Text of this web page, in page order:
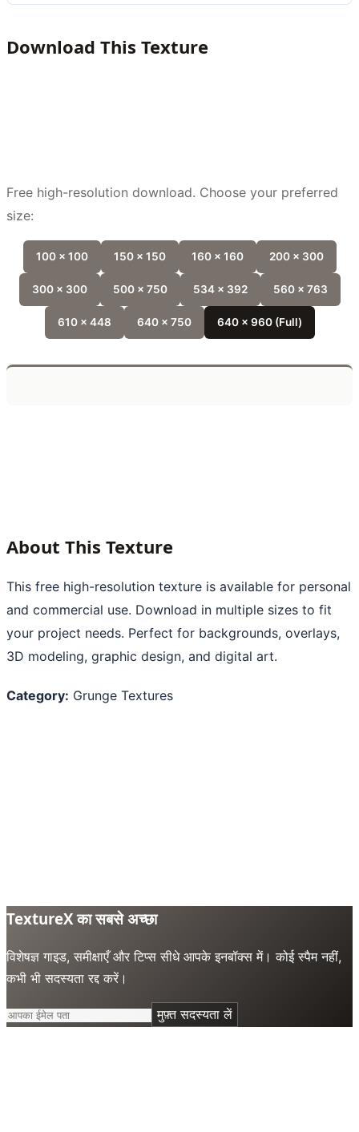
Download This Texture
Free high-resolution download. Choose your preferred
size:
100 x 100 150 x 150 160 x 160 200 x 300
300 x 300 500 x 750 534 x 392 560 x 763
610 x 448 640 x 750 640 x 960 (Full)
About This Texture
This free high-resolution texture is available for personal
and commercial use. Download in multiple sizes to fit
your project needs. Perfect for backgrounds, overlays,
3D modeling, graphic design, and digital art.
Category: Grunge Textures
TextureX का सबसे अच्छा
विशेषज्ञ गाइड, समीक्षाएँ और टिप्स सीधे आपके इनबॉक्स में। कोई स्पैम नहीं,
कभी भी सदस्यता रद्द करें।
मुफ़्त सदस्यता लें